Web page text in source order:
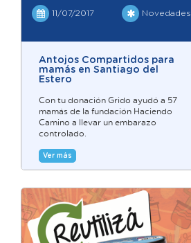
11/07/2017 Novedades
Antojos Compartidos para
mamás en Santiago del
Estero
Con tu donación Grido ayudó a 57
mamás de la fundación Haciendo
Camino a llevar un embarazo
controlado.
Ver más